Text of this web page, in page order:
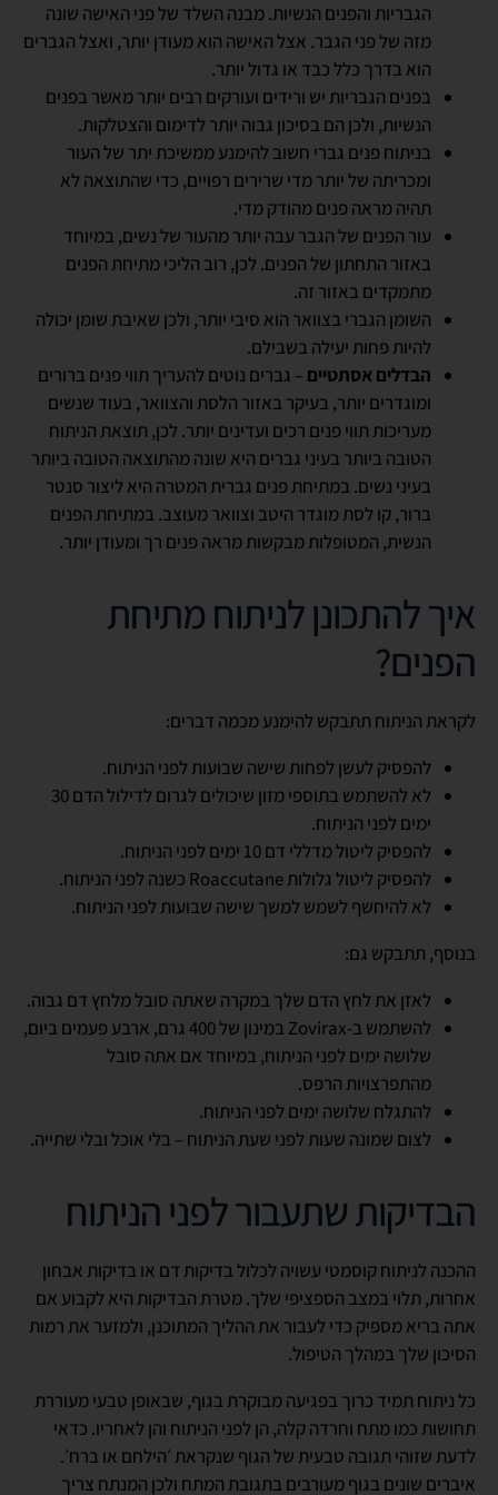
הגבריות והפנים הנשיות. מבנה השלד של פני האישה שונה
מזה של פני הגבר. אצל האישה הוא מעודן יותר, ואצל הגברים
הוא בדרך כלל כבד או גדול יותר.
בפנים הגבריות יש ורידים ועורקים רבים יותר מאשר בפנים
הנשיות, ולכן הם בסיכון גבוה יותר לדימום והצטלקות.
בניתוח פנים גברי חשוב להימנע ממשיכת יתר של העור
ומכריתה של יותר מדי שרירים רפויים, כדי שהתוצאה לא
תהיה מראה פנים מהודק מדי.
עור הפנים של הגבר עבה יותר מהעור של נשים, במיוחד
באזור התחתון של הפנים. לכן, רוב הליכי מתיחת הפנים
מתמקדים באזור זה.
השומן הגברי בצוואר הוא סיבי יותר, ולכן שאיבת שומן יכולה
להיות פחות יעילה בשבילם.
הבדלים אסתטיים – גברים נוטים להעריך תווי פנים ברורים
ומוגדרים יותר, בעיקר באזור הלסת והצוואר, בעוד שנשים
מעריכות תווי פנים רכים ועדינים יותר. לכן, תוצאת הניתוח
הטובה ביותר בעיני גברים היא שונה מהתוצאה הטובה ביותר
בעיני נשים. במתיחת פנים גברית המטרה היא ליצור סנטר
ברור, קו לסת מוגדר היטב וצוואר מעוצב. במתיחת הפנים
הנשית, המטופלות מבקשות מראה פנים רך ומעודן יותר.
איך להתכונן לניתוח מתיחת
הפנים?
לקראת הניתוח תתבקש להימנע מכמה דברים:
להפסיק לעשן לפחות שישה שבועות לפני הניתוח.
לא להשתמש בתוספי מזון שיכולים לגרום לדילול הדם 30
ימים לפני הניתוח.
להפסיק ליטול מדללי דם 10 ימים לפני הניתוח.
להפסיק ליטול גלולותRoaccutane כשנה לפני הניתוח.
לא להיחשף לשמש למשך שישה שבועות לפני הניתוח.
בנוסף, תתבקש גם:
לאזן את לחץ הדם שלך במקרה שאתה סובל מלחץ דם גבוה.
להשתמש ב-Zovirax
במינון של 400 גרם, ארבע פעמים ביום,
שלושה ימים לפני הניתוח, במיוחד אם אתה סובל
מהתפרצויות הרפס.
להתגלח שלושה ימים לפני הניתוח.
לצום שמונה שעות לפני שעת הניתוח – בלי אוכל ובלי שתייה.
הבדיקות שתעבור לפני הניתוח
ההכנה לניתוח קוסמטי עשויה לכלול בדיקות דם או בדיקות אבחון
אחרות, תלוי במצב הספציפי שלך. מטרת הבדיקות היא לקבוע אם
אתה בריא מספיק כדי לעבור את ההליך המתוכנן, ולמזער את רמות
הסיכון שלך במהלך הטיפול.
כל ניתוח תמיד כרוך בפגיעה מבוקרת בגוף, שבאופן טבעי מעוררת
תחושות כמו מתח וחרדה קלה, הן לפני הניתוח והן לאחריו. כדאי
לדעת שזוהי תגובה טבעית של הגוף שנקראת ׳הילחם או ברח׳.
איברים שונים בגוף מעורבים בתגובת המתח ולכן המנתח צריך